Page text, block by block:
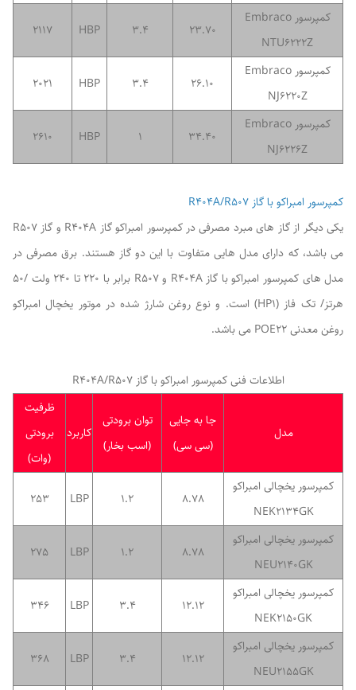
کمپرسور Embraco
NTU6222Z
23.70
3.4
HBP
2117
کمپرسور Embraco
NJ6220Z
26.10
3.4
HBP
2021
کمپرسور Embraco
NJ6226Z
34.40
1
HBP
2610
کمپرسور امبراکو با گاز R404A/R507
یکی دیگر از گاز های مبرد مصرفی در کمپرسور امبراکو گاز R404A و گاز R507
می باشد، که دارای مدل هایی متفاوت با این دو گاز هستند. برق مصرفی در
مدل های کمپرسور امبراکو با گاز R404A و R507 برابر با 220 تا 240 ولت /50
هرتز/ تک فاز (HP1) است. و نوع روغن شارژ شده در موتور یخچال امبراکو
روغن معدنی POE22 می باشد.
اطلاعات فنی کمپرسور امبراکو با گاز R404A/R507
مدل
جا به جایی
(سی سی)
توان برودتی
(اسب بخار)
کاربرد
ظرفیت
برودتی
(وات)
کمپرسور یخچالی امبراکو
NEK2134GK
8.78
1.2
LBP
253
کمپرسور یخچالی امبراکو
NEU2140GK
8.78
1.2
LBP
275
کمپرسور یخچالی امبراکو
NEK2150GK
12.12
3.4
LBP
346
کمپرسور یخچالی امبراکو
NEU2155GK
12.12
3.4
LBP
368